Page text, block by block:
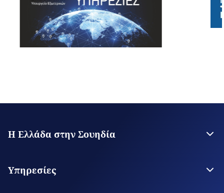
Η Ελλάδα στην Σουηδία
Επικοινωνία με την Πρεσβεία
Άμισθα Προξενεία
Υπηρεσίες